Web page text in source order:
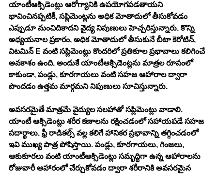
యాంటీఆక్సిడెంట్లు ఆరోగ్యానికి ఉపయోగపడతాయని
భావించినప్పటికీ, సప్లిమెంట్లను అధిక మోతాదులో తీసుకోవడం
ఎప్పుడూ మంచిదికాదని వైద్య నిపుణులు హెచ్చరిస్తున్నారు. కొన్ని
అధ్యయనాల ప్రకారం, అధిక మోతాదులో తీసుకునే బీటా కెరోటిన్,
విటమిన్ E వంటి సప్లిమెంట్లు కొందరిలో ప్రతికూల ప్రభావాలు కలిగించే
అవకాశం ఉంది. అందుకే యాంటీఆక్సిడెంట్లను మాత్రల రూపంలో
కాకుండా, పండ్లు, కూరగాయలు వంటి సహజ ఆహారాల ద్వారా
పొందడం ఉత్తమ మార్గమని నిపుణులు సూచిస్తున్నారు.
అవసరమైతే మాత్రమే వైద్యుల సలహాతో సప్లిమెంట్లు వాడాలి.
యాంటీ ఆక్సిడెంట్లు శరీర కణాలను రక్షించడంలో సహాయపడే సహజ
పదార్థాలు. ఫ్రీ రాడికల్స్ వల్ల కలిగే హానికర ప్రభావాన్ని తగ్గించడంలో
ఇవి ముఖ్య పాత్ర పోషిస్తాయి. పండ్లు, కూరగాయలు, గింజలు,
ఆకుకూరలు వంటి యాంటీఆక్సిడెంట్లు సమృద్ధిగా ఉన్న ఆహారాలను
రోజువారీ ఆహారంలో చేర్చుకోవడం ద్వారా శరీరానికి అవసరమైన